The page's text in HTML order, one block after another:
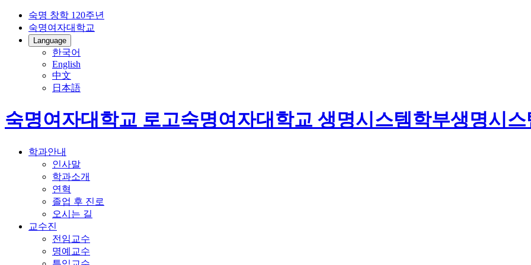
숙명 창학 120주년
숙명여자대학교
Language
한국어
English
中文
日本語
숙명여자대학교 로고숙명여자대학교 생명시스템학부생명시
학과안내
인사말
학과소개
연혁
졸업 후 진로
오시는 길
교수진
전임교수
명예교수